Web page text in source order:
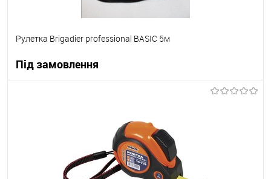
Рулетка Brigadier professional BASIC 5м
Під замовлення
Під замовлення